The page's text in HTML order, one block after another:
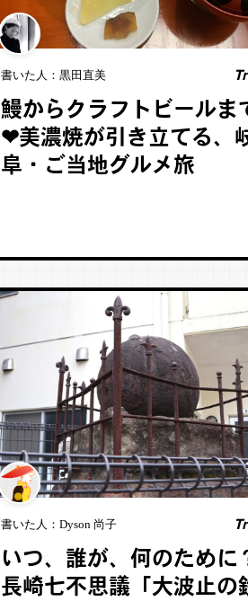
書いた人： 黒田直美
鰻からクラフトビールま
❤︎美濃焼が引き立てる、
阜・ご当地グルメ旅
書いた人： Dyson 尚子
いつ、誰が、何のために
長崎七不思議「大波止の